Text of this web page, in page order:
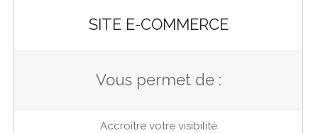
SITE E-COMMERCE
Vous permet de :
Accroître votre visibilité